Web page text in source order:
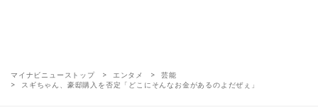
マイナビニューストップ エンタメ
芸能
スギちゃん、豪邸購入を否定「どこにそんなお金があるのよだぜぇ」